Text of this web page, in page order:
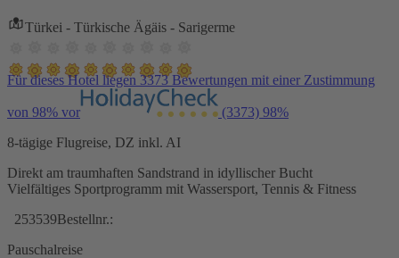
Türkei - Türkische Ägäis - Sarigerme
Für dieses Hotel liegen 3373 Bewertungen mit einer Zustimmung
von 98% vor (3373) 98%
8-tägige Flugreise, DZ inkl. AI
Direkt am traumhaften Sandstrand in idyllischer Bucht
Vielfältiges Sportprogramm mit Wassersport, Tennis & Fitness
253539Bestellnr.:
Pauschalreise